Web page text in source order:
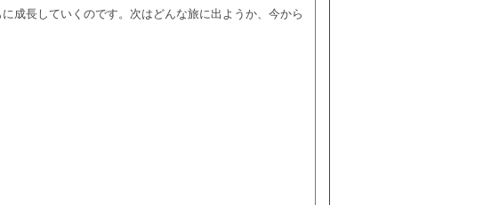
成長していくのです。次はどんな旅に出ようか、今から